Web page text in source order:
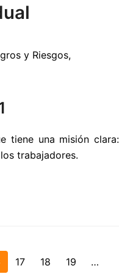
y Riesgos,
tiene una misión clara:
trabajadores.
Page
17 Page
18 Page
19 …